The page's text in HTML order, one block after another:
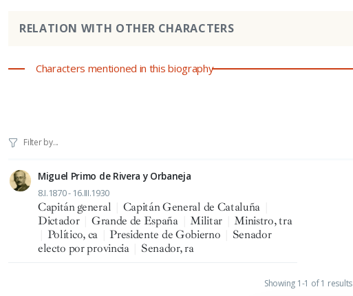
RELATION WITH OTHER CHARACTERS
Characters mentioned in this biography
Miguel Primo de Rivera y Orbaneja
8.I.1870 - 16.III.1930
Capitán general Capitán General de Cataluña
Dictador
Grande de España Militar
Ministro, tra
Político, ca Presidente de Gobierno
Senador
electo por provincia
Senador, ra
Showing 1-1 of 1 results